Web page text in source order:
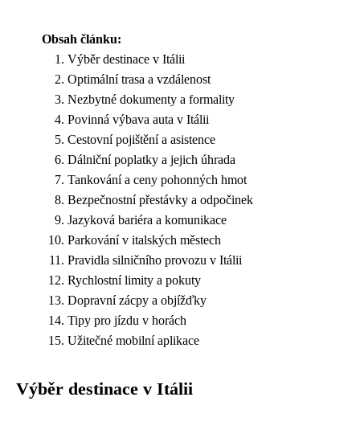
Obsah článku:
Výběr destinace v Itálii
Optimální trasa a vzdálenost
Nezbytné dokumenty a formality
Povinná výbava auta v Itálii
Cestovní pojištění a asistence
Dálniční poplatky a jejich úhrada
Tankování a ceny pohonných hmot
Bezpečnostní přestávky a odpočinek
Jazyková bariéra a komunikace
Parkování v italských městech
Pravidla silničního provozu v Itálii
Rychlostní limity a pokuty
Dopravní zácpy a objížďky
Tipy pro jízdu v horách
Užitečné mobilní aplikace
Výběr destinace v Itálii